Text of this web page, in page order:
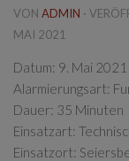
VON ADMIN ·
MAI 2021
Datum: 9. Mai
Alarmierungsart:
Dauer: 35 Minuten
Einsatzart:
Einsatzort: